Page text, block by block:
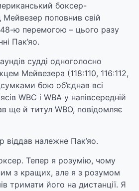
боксер-
поповнив свій
ю перемогою – цього разу
Пак’яо.
судді одноголосно
Мейвезера (118:110, 116:112,
бою об’єднав всі
WBC і WBA у напівсередній
ще й титул WBO, повідомляє
віддав належне Пак’яо.
Тепер я розумію, чому
з кращих, але я з розумом
тримати його на дистанції. Я